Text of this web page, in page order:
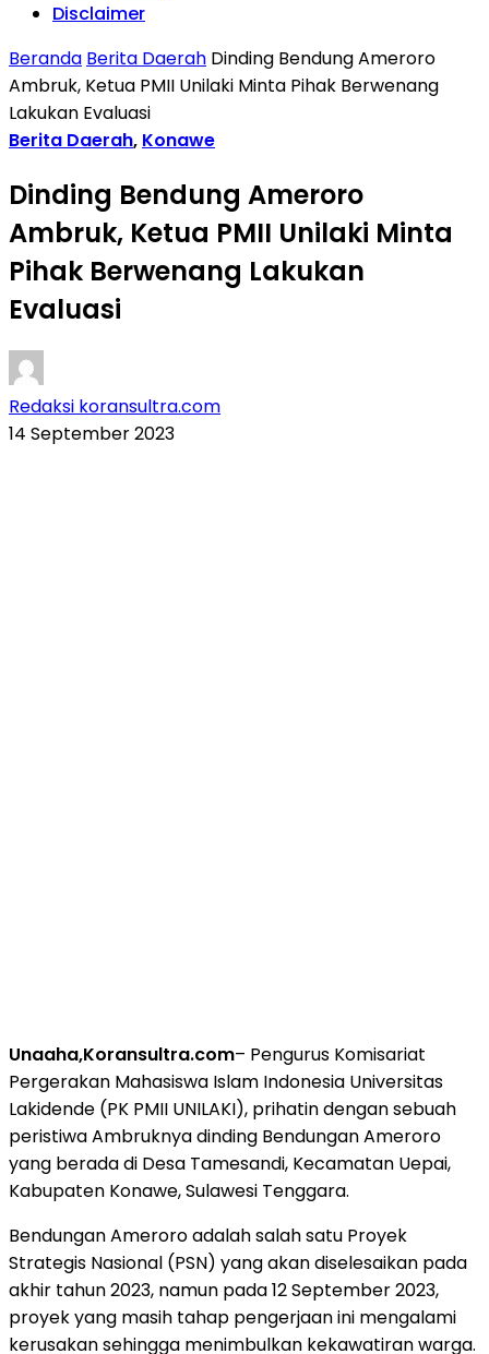
Disclaimer
Beranda Berita Daerah Dinding Bendung Ameroro
Ambruk, Ketua PMII Unilaki Minta Pihak Berwenang
Lakukan Evaluasi
Berita Daerah, Konawe
Dinding Bendung Ameroro
Ambruk, Ketua PMII Unilaki Minta
Pihak Berwenang Lakukan
Evaluasi
Redaksi koransultra.com
14 September 2023
Unaaha,Koransultra.com– Pengurus Komisariat
Pergerakan Mahasiswa Islam Indonesia Universitas
Lakidende (PK PMII UNILAKI), prihatin dengan sebuah
peristiwa Ambruknya dinding Bendungan Ameroro
yang berada di Desa Tamesandi, Kecamatan Uepai,
Kabupaten Konawe, Sulawesi Tenggara.
Bendungan Ameroro adalah salah satu Proyek
Strategis Nasional (PSN) yang akan diselesaikan pada
akhir tahun 2023, namun pada 12 September 2023,
proyek yang masih tahap pengerjaan ini mengalami
kerusakan sehingga menimbulkan kekawatiran warga.